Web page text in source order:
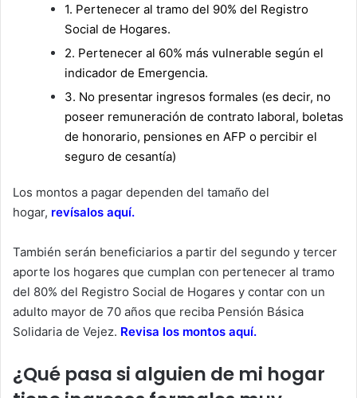
1. Pertenecer al tramo del 90% del Registro
Social de Hogares.
2. Pertenecer al 60% más vulnerable según el
indicador de Emergencia.
3. No presentar ingresos formales (es decir, no
poseer remuneración de contrato laboral, boletas
de honorario, pensiones en AFP o percibir el
seguro de cesantía)
Los montos a pagar dependen del tamaño del
hogar, revísalos aquí.
También serán beneficiarios a partir del segundo y tercer
aporte los hogares que cumplan con pertenecer al tramo
del 80% del Registro Social de Hogares y contar con un
adulto mayor de 70 años que reciba Pensión Básica
Solidaria de Vejez. Revisa los montos aquí.
¿Qué pasa si alguien de mi hogar